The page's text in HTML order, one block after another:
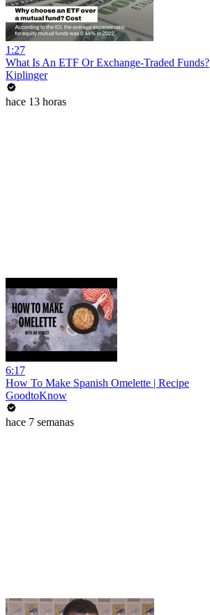
1:27
What Is An ETF Or Exchange-Traded Funds?
Kiplinger
hace 13 horas
6:17
How To Make Spanish Omelette | Recipe
GoodtoKnow
hace 7 semanas